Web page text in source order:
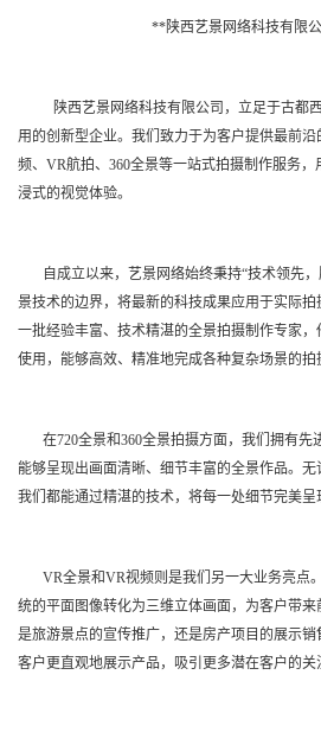
**陕西艺景网络科技有限
陕西艺景网络科技有限公司，立足于古都西
用的创新型企业。我们致力于为客户提供最前
频、VR航拍、360全景等一站式拍摄制作服务
浸式的视觉体验。
自成立以来，艺景网络始终秉持“技术领先，
景技术的边界，将最新的科技成果应用于实际
一批经验丰富、技术精湛的全景拍摄制作专家
使用，能够高效、精准地完成各种复杂场景的拍
在720全景和360全景拍摄方面，我们拥有先
能够呈现出画面清晰、细节丰富的全景作品。无
我们都能通过精湛的技术，将每一处细节完美呈
VR全景和VR视频则是我们另一大业务亮点
统的平面图像转化为三维立体画面，为客户带
是旅游景点的宣传推广，还是房产项目的展示
客户更直观地展示产品，吸引更多潜在客户的关